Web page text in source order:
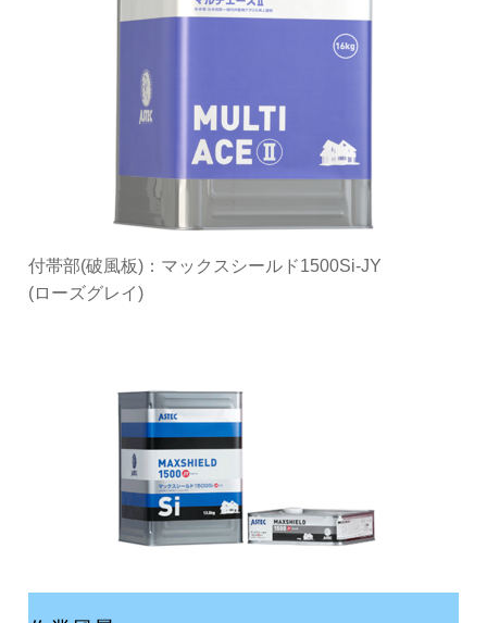
付帯部(破風板)：マックスシールド1500Si-JY
(ローズグレイ)